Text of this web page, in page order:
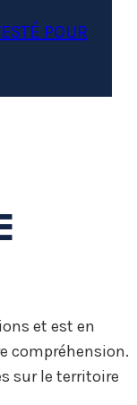
POUR
et est en
compréhension.
sur le territoire